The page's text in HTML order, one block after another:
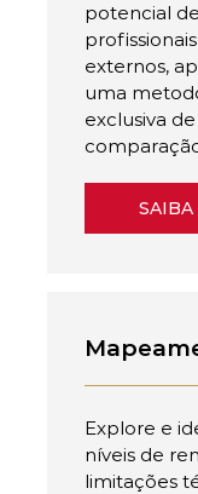
potencial
externos,
uma
exclusiva
SAIBA
Explore e
níveis de
limitações